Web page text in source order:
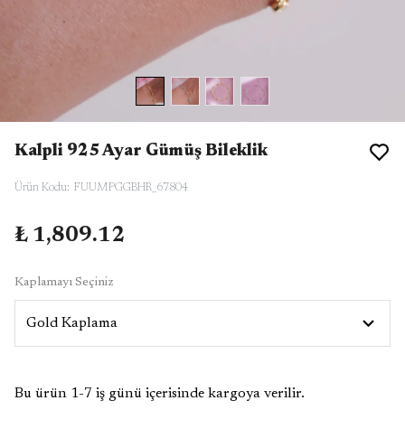
Kalpli 925 Ayar Gümüş Bileklik
Ürün Kodu: FUUMPGGBHR_67804
₺ 1,809.12
Kaplamayı Seçiniz
Bu ürün 1-7 iş günü içerisinde kargoya verilir.